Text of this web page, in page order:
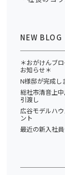
NEW BLOG
＊おがけんブ
お知らせ＊
N様邸が完成し
総社市清音上
引渡し
広谷モデルハ
ント
最近の新入社員